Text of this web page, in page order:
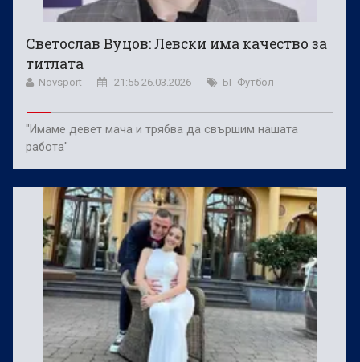
Светослав Вуцов: Левски има качество за
титлата
Novsport 21:55 26.03.2026 БГ Футбол
"Имаме девет мача и трябва да свършим нашата
работа"